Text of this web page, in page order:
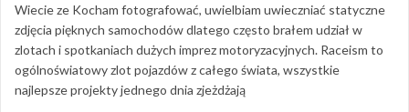
Wiecie ze Kocham fotografować, uwielbiam uwieczniać statyczne
zdjęcia pięknych samochodów dlatego często brałem udział w
zlotach i spotkaniach dużych imprez motoryzacyjnych. Raceism to
ogólnoświatowy zlot pojazdów z całego świata, wszystkie
najlepsze projekty jednego dnia zjeżdżają